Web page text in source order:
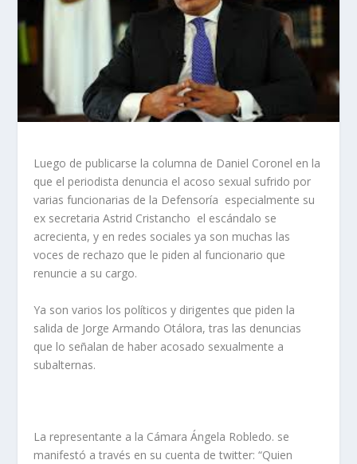
Luego de publicarse la columna de Daniel Coronel en la
que el periodista denuncia el acoso sexual sufrido por
varias funcionarias de la Defensoría especialmente su
ex secretaria Astrid Cristancho el escándalo se
acrecienta, y en redes sociales ya son muchas las
voces de rechazo que le piden al funcionario que
renuncie a su cargo.
Ya son varios los políticos y dirigentes que piden la
salida de Jorge Armando Otálora, tras las denuncias
que lo señalan de haber acosado sexualmente a
subalternas.
La representante a la Cámara Ángela Robledo. se
manifestó a través en su cuenta de twitter: “Quien